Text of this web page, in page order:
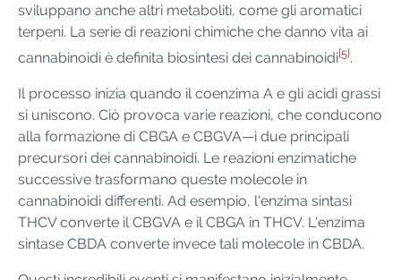
sviluppano anche altri metaboliti, come gli aromatici
terpeni. La serie di reazioni chimiche che danno vita ai
cannabinoidi è definita biosintesi dei cannabinoidi[5] .
Il processo inizia quando il coenzima A e gli acidi grassi
si uniscono. Ciò provoca varie reazioni, che conducono
alla formazione di CBGA e CBGVA—i due principali
precursori dei cannabinoidi. Le reazioni enzimatiche
successive trasformano queste molecole in
cannabinoidi differenti. Ad esempio, l'enzima sintasi
THCV converte il CBGVA e il CBGA in THCV. L'enzima
sintase CBDA converte invece tali molecole in CBDA.